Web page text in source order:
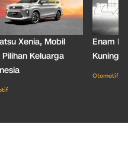
Xenia, Mobil
Pilihan Keluarga
Enam
Kuning
Otomotif